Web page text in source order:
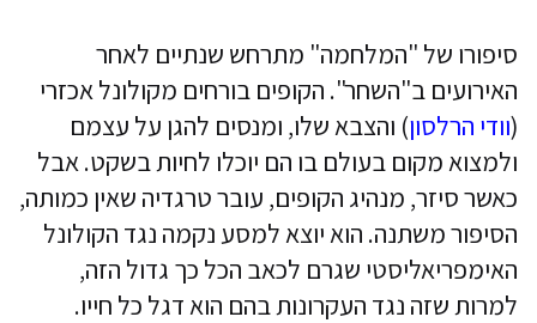
סיפורו של "המלחמה" מתרחש שנתיים לאחר
האירועים ב"השחר". הקופים בורחים מקולונל אכזרי
(וודי הרלסון) והצבא שלו, ומנסים להגן על עצמם
ולמצוא מקום בעולם בו הם יוכלו לחיות בשקט. אבל
כאשר סיזר, מנהיג הקופים, עובר טרגדיה שאין כמותה,
הסיפור משתנה. הוא יוצא למסע נקמה נגד הקולונל
האימפריאליסטי שגרם לכאב הכל כך גדול הזה,
למרות שזה נגד העקרונות בהם הוא דגל כל חייו.